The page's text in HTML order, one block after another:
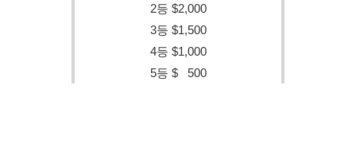
2등 $2,000
3등 $1,500
4등 $1,000
5등 $   500